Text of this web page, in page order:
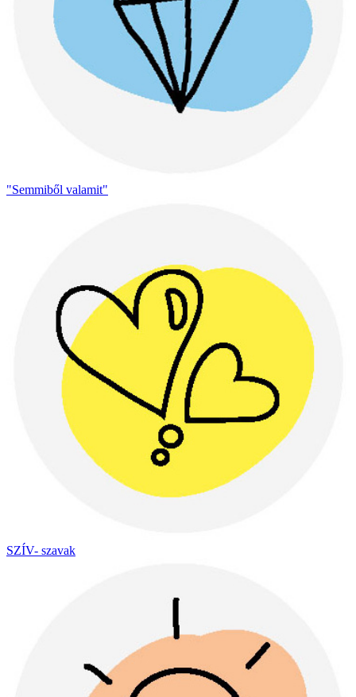
"Semmiből valamit"
SZÍV- szavak